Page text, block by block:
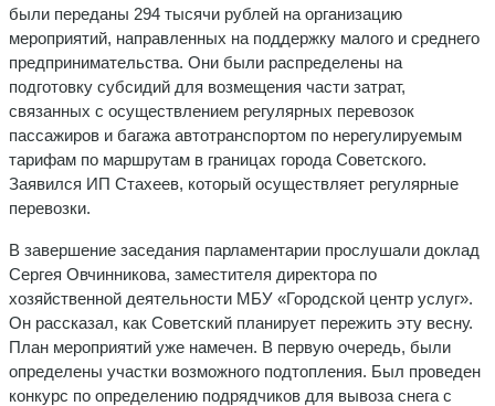
были переданы 294 тысячи рублей на организацию
мероприятий, направленных на поддержку малого и среднего
предпринимательства. Они были распределены на
подготовку субсидий для возмещения части затрат,
связанных с осуществлением регулярных перевозок
пассажиров и багажа автотранспортом по нерегулируемым
тарифам по маршрутам в границах города Советского.
Заявился ИП Стахеев, который осуществляет регулярные
перевозки.
В завершение заседания парламентарии прослушали доклад
Сергея Овчинникова, заместителя директора по
хозяйственной деятельности МБУ «Городской центр услуг».
Он рассказал, как Советский планирует пережить эту весну.
План мероприятий уже намечен. В первую очередь, были
определены участки возможного подтопления. Был проведен
конкурс по определению подрядчиков для вывоза снега с